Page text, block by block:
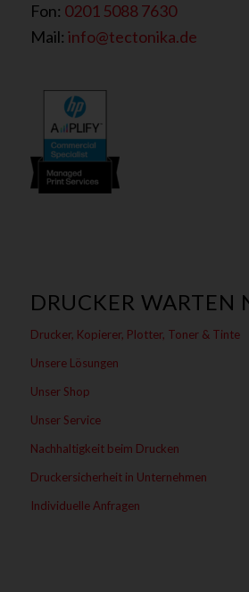
Fon: 0201 5088 7630
Mail: info@tectonika.de
DRUCKER WARTEN
Drucker, Kopierer, Plotter, Toner & Tinte
Unsere Lösungen
Unser Shop
Unser Service
Nachhaltigkeit beim Drucken
Druckersicherheit in Unternehmen
Individuelle Anfragen